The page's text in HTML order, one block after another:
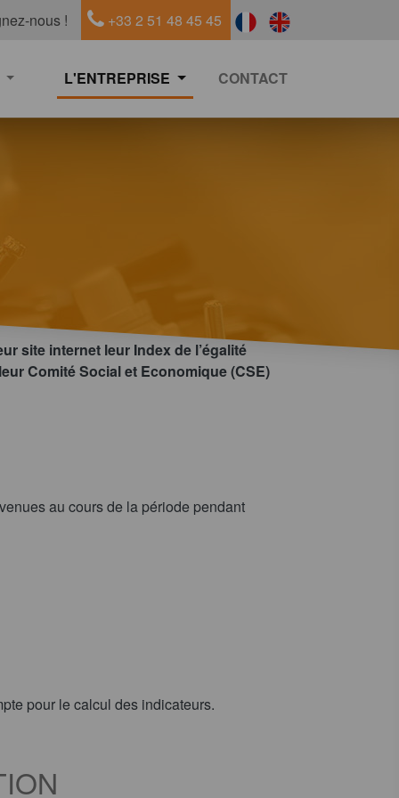
nous ! +33 2 51 48 45 45
L'ENTREPRISE CONTACT
site internet leur Index de l’égalité
Comité Social et Economique (CSE)
au cours de la période pendant
pour le calcul des indicateurs.